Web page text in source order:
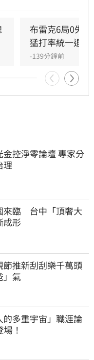
布雷克6局0失
猛打率統一退富
-139分鐘前
金控淨零論壇 專家分
理
來臨　台中「頂奢大
成形
節推新刮刮樂千萬頭
」氣
的多重宇宙」職涯論
！